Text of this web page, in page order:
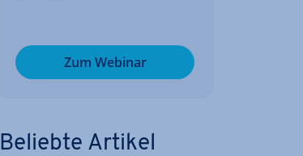
Zum Webinar
Beliebte Artikel